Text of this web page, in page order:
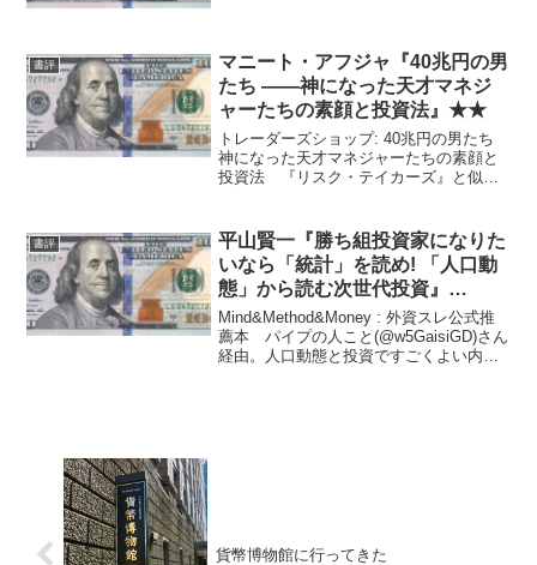
書評
マニート・アフジャ『40兆円の男
たち ――神になった天才マネジ
ャーたちの素顔と投資法』★★
トレーダーズショップ: 40兆円の男たち
神になった天才マネジャーたちの素顔と
投資法 『リスク・テイカーズ』と似た
ズ』の方がだいぶ面白かった。 Amazon
の書評でも指摘...
書評
平山賢一『勝ち組投資家になりた
いなら「統計」を読め! 「人口動
態」から読む次世代投資』
★★★★
Mind&Method&Money : 外資スレ公式推
薦本 パイプの人こと(@w5GaisiGD)さん
経由。人口動態と投資ですごくよい内
貨幣博物館に行ってきた